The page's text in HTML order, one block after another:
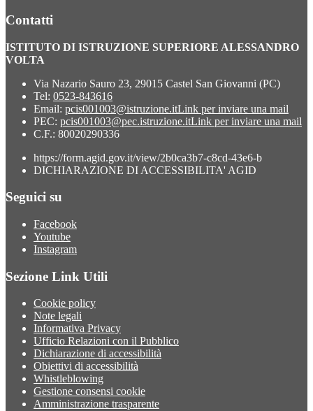
Contatti
ISTITUTO DI ISTRUZIONE SUPERIORE ALESSANDRO
VOLTA
Via Nazario Sauro 23, 29015 Castel San Giovanni (PC)
Tel: 0523-843616
Email: pcis001003@istruzione.itLink per inviare una mail
PEC: pcis001003@pec.istruzione.itLink per inviare una mail
C.F.: 80020290336
https://form.agid.gov.it/view/2b0ca3b7-c8cd-43e6-b
DICHIARAZIONE DI ACCESSIBILITA' AGID
Seguici su
Facebook
Youtube
Instagram
Sezione Link Utili
Cookie policy
Note legali
Informativa Privacy
Ufficio Relazioni con il Pubblico
Dichiarazione di accessibilità
Obiettivi di accessibilità
Whistleblowing
Gestione consensi cookie
Amministrazione trasparente